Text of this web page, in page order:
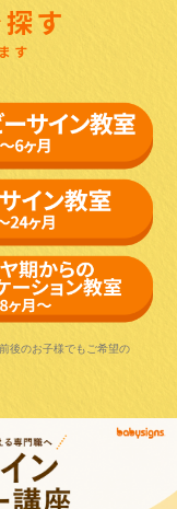
す
す
後のお子様でもご希望の